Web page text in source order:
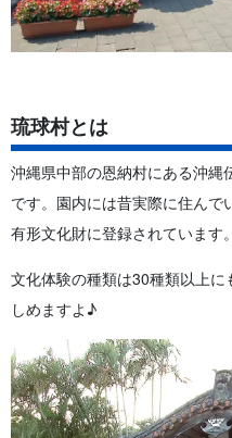
琉球村とは
沖縄県中部の恩納村にある沖縄
です。園内には昔実際に住ん
有形文化財に登録されています。
文化体験の種類は30種類以上
しめますよ♪